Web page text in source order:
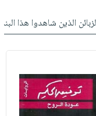
الذين شاهدوا هذا